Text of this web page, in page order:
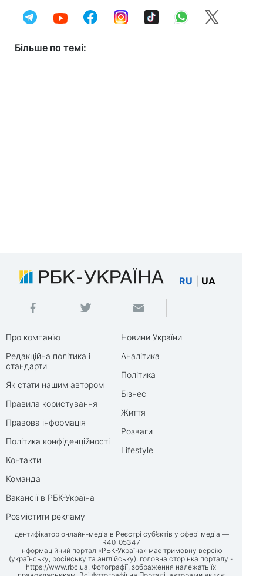
Більше по темі:
RU UA
Про компанію
Редакційна політика і
стандарти
Як стати нашим автором
Правила користування
Правова інформація
Політика конфіденційності
Контакти
Команда
Вакансії в РБК-Україна
Розмістити рекламу
Новини України
Аналітика
Політика
Бізнес
Життя
Розваги
Lifestyle
Ідентифікатор онлайн-медіа в Реєстрі суб’єктів у сфері медіа —
R40-05347
Інформаційний портал «РБК-Україна» має тримовну версію
(українську, російську та англійську), головна сторінка порталу -
https://www.rbc.ua. Фотографії, зображення належать їх